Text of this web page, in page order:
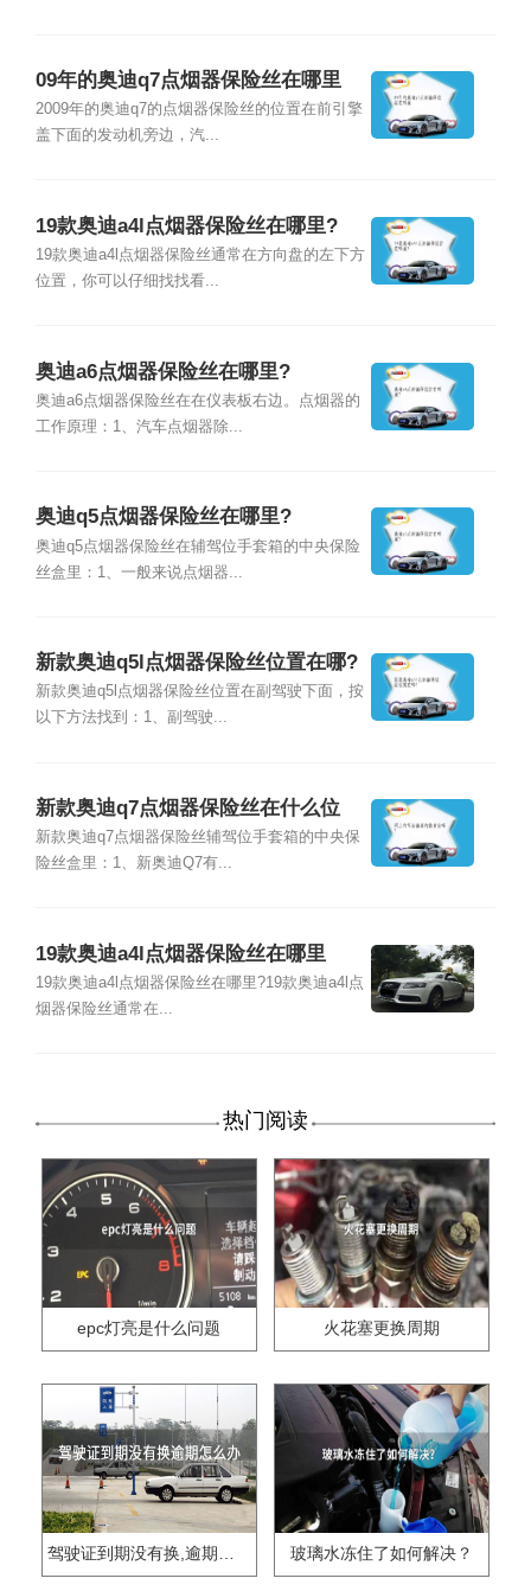
09年的奥迪q7点烟器保险丝在哪里
2009年的奥迪q7的点烟器保险丝的位置在前引擎
盖下面的发动机旁边，汽...
19款奥迪a4l点烟器保险丝在哪里?
19款奥迪a4l点烟器保险丝通常在方向盘的左下方
位置，你可以仔细找找看...
奥迪a6点烟器保险丝在哪里?
奥迪a6点烟器保险丝在在仪表板右边。点烟器的
工作原理：1、汽车点烟器除...
奥迪q5点烟器保险丝在哪里?
奥迪q5点烟器保险丝在辅驾位手套箱的中央保险
丝盒里：1、一般来说点烟器...
新款奥迪q5l点烟器保险丝位置在哪?
新款奥迪q5l点烟器保险丝位置在副驾驶下面，按
以下方法找到：1、副驾驶...
新款奥迪q7点烟器保险丝在什么位
置?
新款奥迪q7点烟器保险丝辅驾位手套箱的中央保
险丝盒里：1、新奥迪Q7有...
19款奥迪a4l点烟器保险丝在哪里
19款奥迪a4l点烟器保险丝在哪里?19款奥迪a4l点
烟器保险丝通常在...
热门阅读
epc灯亮是什么问题 火花塞更换周期
驾驶证到期没有换,逾期怎么办?? 玻璃水冻住了如何解决？